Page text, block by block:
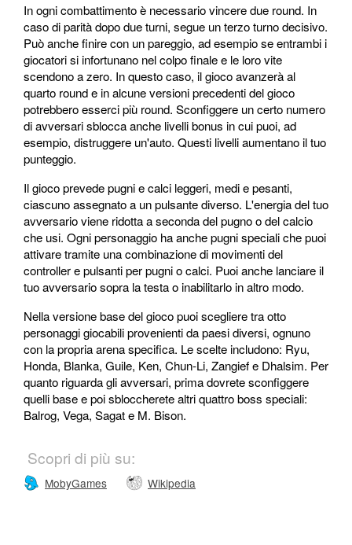
In ogni combattimento è necessario vincere due round. In
caso di parità dopo due turni, segue un terzo turno decisivo.
Può anche finire con un pareggio, ad esempio se entrambi i
giocatori si infortunano nel colpo finale e le loro vite
scendono a zero. In questo caso, il gioco avanzerà al
quarto round e in alcune versioni precedenti del gioco
potrebbero esserci più round. Sconfiggere un certo numero
di avversari sblocca anche livelli bonus in cui puoi, ad
esempio, distruggere un'auto. Questi livelli aumentano il tuo
punteggio.
Il gioco prevede pugni e calci leggeri, medi e pesanti,
ciascuno assegnato a un pulsante diverso. L'energia del tuo
avversario viene ridotta a seconda del pugno o del calcio
che usi. Ogni personaggio ha anche pugni speciali che puoi
attivare tramite una combinazione di movimenti del
controller e pulsanti per pugni o calci. Puoi anche lanciare il
tuo avversario sopra la testa o inabilitarlo in altro modo.
Nella versione base del gioco puoi scegliere tra otto
personaggi giocabili provenienti da paesi diversi, ognuno
con la propria arena specifica. Le scelte includono: Ryu,
Honda, Blanka, Guile, Ken, Chun-Li, Zangief e Dhalsim. Per
quanto riguarda gli avversari, prima dovrete sconfiggere
quelli base e poi sbloccherete altri quattro boss speciali:
Balrog, Vega, Sagat e M. Bison.
Scopri di più su:
MobyGames Wikipedia